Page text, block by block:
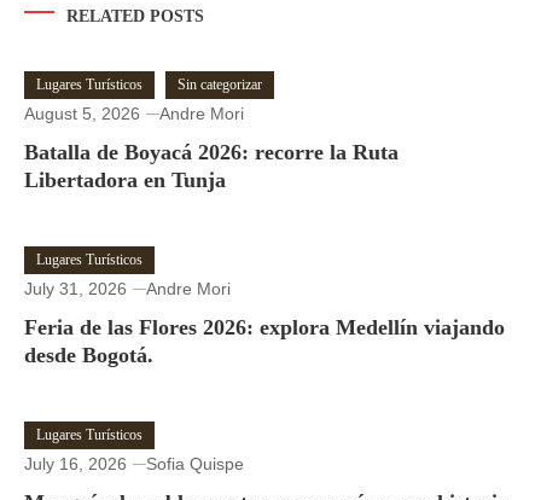
RELATED POSTS
Lugares Turísticos Sin categorizar
August 5, 2026 Andre Mori
Batalla de Boyacá 2026: recorre la Ruta
Libertadora en Tunja
Lugares Turísticos
July 31, 2026 Andre Mori
Feria de las Flores 2026: explora Medellín viajando
desde Bogotá.
Lugares Turísticos
July 16, 2026 Sofia Quispe